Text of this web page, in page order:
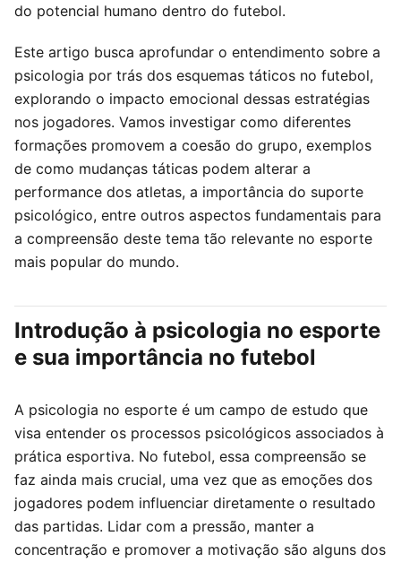
do potencial humano dentro do futebol.
Este artigo busca aprofundar o entendimento sobre a
psicologia por trás dos esquemas táticos no futebol,
explorando o impacto emocional dessas estratégias
nos jogadores. Vamos investigar como diferentes
formações promovem a coesão do grupo, exemplos
de como mudanças táticas podem alterar a
performance dos atletas, a importância do suporte
psicológico, entre outros aspectos fundamentais para
a compreensão deste tema tão relevante no esporte
mais popular do mundo.
Introdução à psicologia no esporte
e sua importância no futebol
A psicologia no esporte é um campo de estudo que
visa entender os processos psicológicos associados à
prática esportiva. No futebol, essa compreensão se
faz ainda mais crucial, uma vez que as emoções dos
jogadores podem influenciar diretamente o resultado
das partidas. Lidar com a pressão, manter a
concentração e promover a motivação são alguns dos